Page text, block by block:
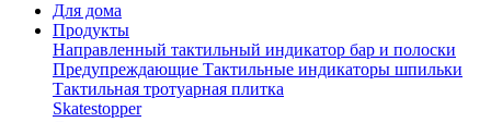
Для дома
Продукты
Направленный тактильный индикатор бар и полоски
Предупреждающие Тактильные индикаторы шпильки
Тактильная тротуарная плитка
Skatestopper